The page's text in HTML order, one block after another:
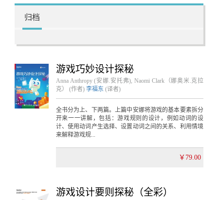
归档
游戏巧妙设计探秘
Anna Anthropy (安娜.安托弗), Naomi Clark（娜奥米.克拉
克） (作者) 李福东 (译者)
全书分为上、下两篇。上篇中安娜将游戏的基本要素拆分
开来一一讲解，包括：游戏规则的设计，例如动词的设
计、使用动词产生选择、设置动词之间的关系、利用情境
来解释游戏规...
￥79.00
游戏设计要则探秘（全彩）